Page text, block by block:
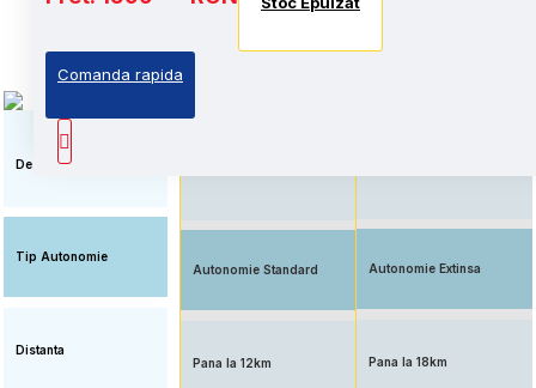
Comanda rapida
Descriere
Tip Autonomie
Distanta
Stoc Epuizat
Standard: Pret accesibil,
Autonomie Standard
Pana la 12km
Stoc Epuizat
Autonomie Extinsa
Pana la 18km